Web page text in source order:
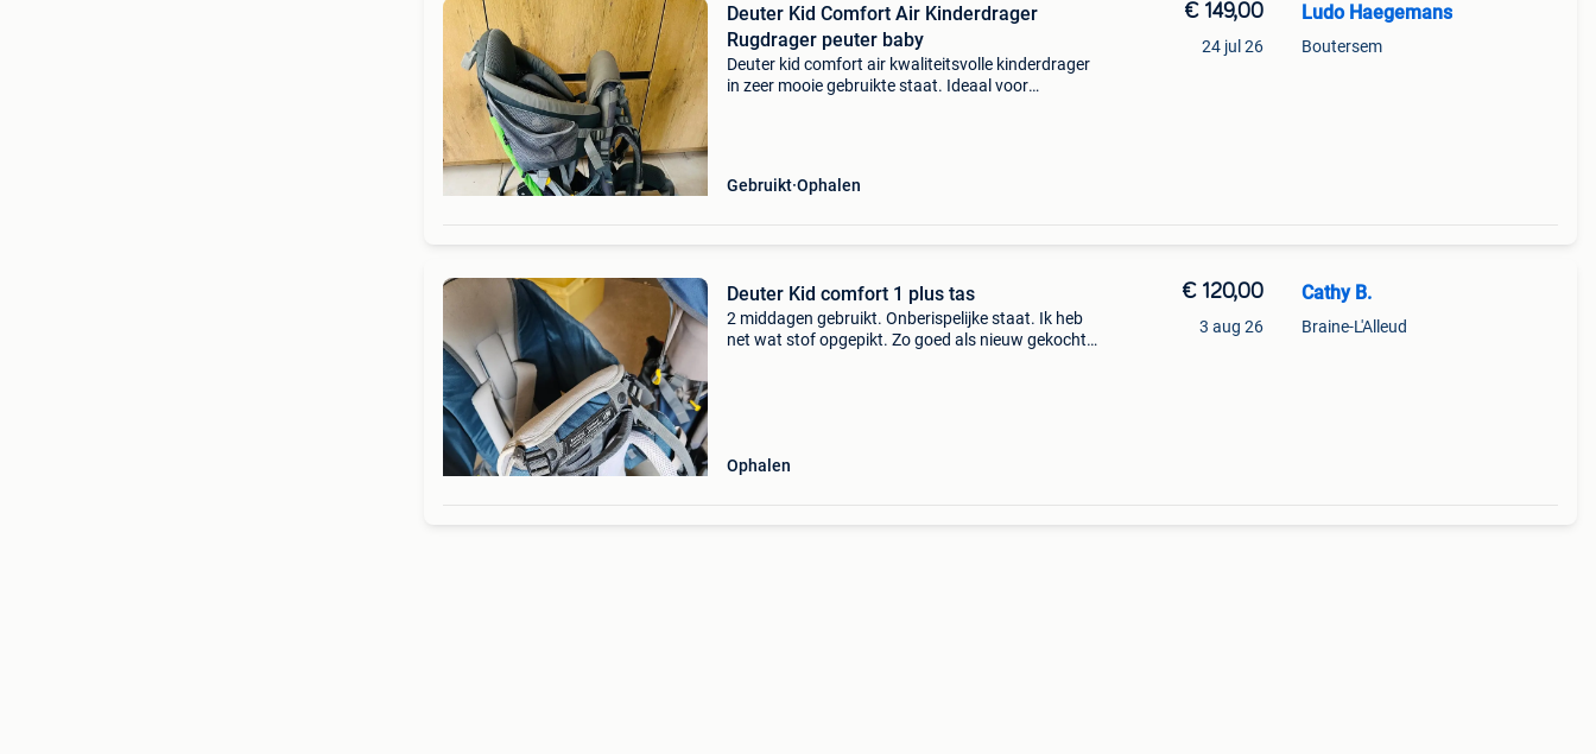
Deuter Kid Comfort Air Kinderdrager
Rugdrager peuter baby
Deuter kid comfort air kwaliteitsvolle kinderdrager
in zeer mooie gebruikte staat. Ideaal voor
Gebruikt Ophalen
€ 149,00
24 jul 26
Ludo Haegemans
Boutersem
Deuter Kid comfort 1 plus tas
2 middagen gebruikt. Onberispelijke staat. Ik heb
net wat stof opgepikt. Zo goed als nieuw gekocht
Ophalen
€ 120,00
3 aug 26
Cathy B.
Braine-L'Alleud